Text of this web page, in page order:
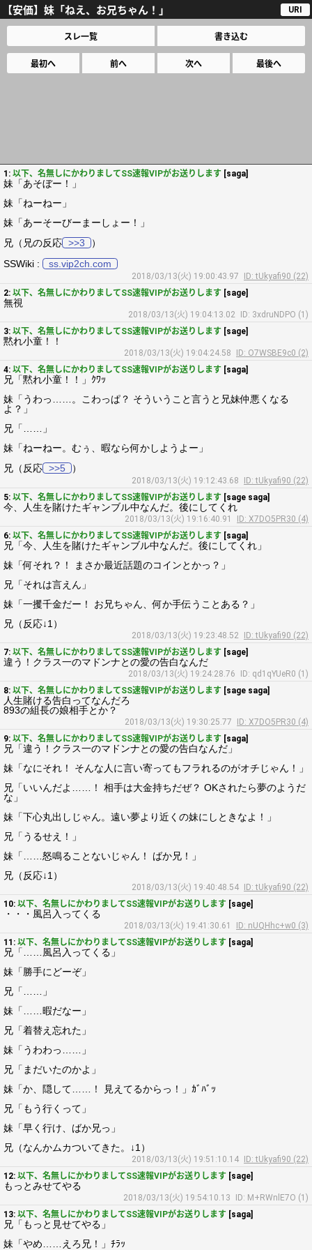
【安価】妹「ねえ、お兄ちゃん！」 URI
スレ一覧 書き込む
最初へ 前へ 次へ 最後へ
1: 以下、名無しにかわりましてSS速報VIPがお送りします [saga]
妹「あそぼー！」
妹「ねーねー」
妹「あーそーびーまーしょー！」
兄（兄の反応 >>3
）
SSWiki :
ss.vip2ch.com
2018/03/13(火) 19:00:43.97
ID: tUkyafi90 (22)
2: 以下、名無しにかわりましてSS速報VIPがお送りします [sage]
無視
2018/03/13(火) 19:04:13.02
ID: 3xdruNDPO (1)
3: 以下、名無しにかわりましてSS速報VIPがお送りします [sage]
黙れ小童！！
2018/03/13(火) 19:04:24.58
ID: O7WSBE9c0 (2)
4: 以下、名無しにかわりましてSS速報VIPがお送りします [saga]
兄「黙れ小童！！」ｸﾜｯ
妹「うわっ……。こわっぱ？ そういうこと言うと兄妹仲悪くなる
よ？」
兄「……」
妹「ねーねー。むぅ、暇なら何かしようよー」
兄（反応 >>5 ）
2018/03/13(火) 19:12:43.68
ID: tUkyafi90 (22)
5: 以下、名無しにかわりましてSS速報VIPがお送りします [sage saga]
今、人生を賭けたギャンブル中なんだ。後にしてくれ
2018/03/13(火) 19:16:40.91
ID: X7DO5PR30 (4)
6: 以下、名無しにかわりましてSS速報VIPがお送りします [saga]
兄「今、人生を賭けたギャンブル中なんだ。後にしてくれ」
妹「何それ？！ まさか最近話題のコインとかっ？」
兄「それは言えん」
妹「一攫千金だー！ お兄ちゃん、何か手伝うことある？」
兄（反応↓1）
2018/03/13(火) 19:23:48.52
ID: tUkyafi90 (22)
7: 以下、名無しにかわりましてSS速報VIPがお送りします [sage]
違う！クラス一のマドンナとの愛の告白なんだ
2018/03/13(火) 19:24:28.76
ID: qd1qYUeR0 (1)
8: 以下、名無しにかわりましてSS速報VIPがお送りします [sage saga]
人生賭ける告白ってなんだろ
893の組長の娘相手とか？
2018/03/13(火) 19:30:25.77
ID: X7DO5PR30 (4)
9: 以下、名無しにかわりましてSS速報VIPがお送りします [saga]
兄「違う！クラス一のマドンナとの愛の告白なんだ」
妹「なにそれ！ そんな人に言い寄ってもフラれるのがオチじゃん！」
兄「いいんだよ……！ 相手は大金持ちだぜ？ OKされたら夢のようだ
な」
妹「下心丸出しじゃん。遠い夢より近くの妹にしときなよ！」
兄「うるせえ！」
妹「……怒鳴ることないじゃん！ ばか兄！」
兄（反応↓1）
2018/03/13(火) 19:40:48.54
ID: tUkyafi90 (22)
10: 以下、名無しにかわりましてSS速報VIPがお送りします [sage]
・・・風呂入ってくる
2018/03/13(火) 19:41:30.61
ID: nUQHhc+w0 (3)
11: 以下、名無しにかわりましてSS速報VIPがお送りします [saga]
兄「……風呂入ってくる」
妹「勝手にどーぞ」
兄「……」
妹「……暇だなー」
兄「着替え忘れた」
妹「うわわっ……」
兄「まだいたのかよ」
妹「か、隠して……！ 見えてるからっ！」ｶﾞﾊﾞｯ
兄「もう行くって」
妹「早く行け、ばか兄っ」
兄（なんかムカついてきた。↓1）
2018/03/13(火) 19:51:10.14
ID: tUkyafi90 (22)
12: 以下、名無しにかわりましてSS速報VIPがお送りします [sage]
もっとみせてやる
2018/03/13(火) 19:54:10.13
ID: M+RWnlE7O (1)
13: 以下、名無しにかわりましてSS速報VIPがお送りします [saga]
兄「もっと見せてやる」
妹「やめ……えろ兄！」ﾁﾗｯ